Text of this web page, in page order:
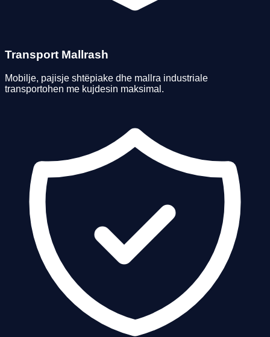
Transport Mallrash
Mobilje, pajisje shtëpiake dhe mallra industriale
transportohen me kujdesin maksimal.